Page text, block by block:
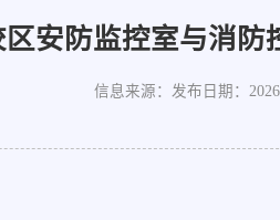
安防监控室与消
信息来源： 发布日期：